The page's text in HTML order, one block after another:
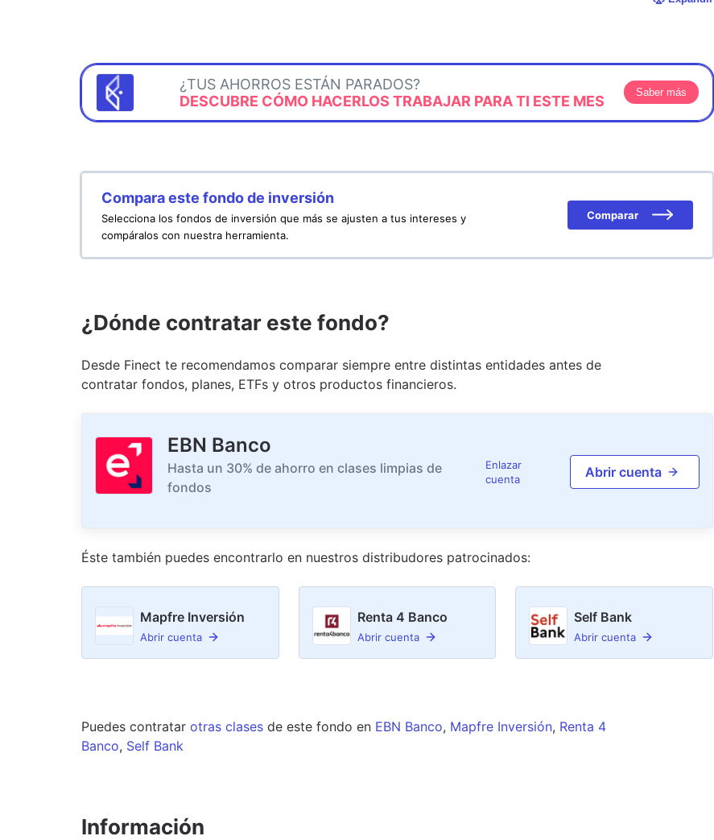
¿TUS AHORROS ESTÁN PARADOS?
DESCUBRE CÓMO HACERLOS TRABAJAR PARA TI ESTE MES
Saber más
Compara este fondo de inversión
Selecciona los fondos de inversión que más se ajusten a tus intereses y
compáralos con nuestra herramienta.
Comparar
¿Dónde contratar este fondo?
Desde Finect te recomendamos comparar siempre entre distintas entidades antes de
contratar fondos, planes, ETFs y otros productos financieros.
EBN Banco
Hasta un 30% de ahorro en clases limpias de
fondos
Enlazar
cuenta
Abrir cuenta
Éste también puedes encontrarlo en nuestros distribudores patrocinados:
Mapfre Inversión
Abrir cuenta
Renta 4 Banco
Abrir cuenta
Self Bank
Abrir cuenta
Puedes contratar otras clases de este fondo en EBN Banco, Mapfre Inversión, Renta 4
Banco, Self Bank
Información